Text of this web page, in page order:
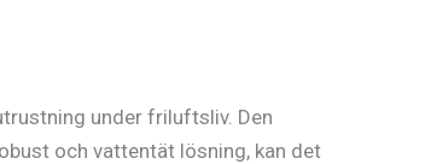
under friluftsliv. Den
och vattentät lösning, kan det